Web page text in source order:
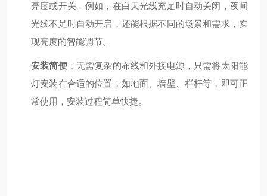
亮度或开关。例如，在白天光线充足时自动关闭，夜间
光线不足时自动开启，还能根据不同的场景和需求，实
现亮度的智能调节。
安装简便：无需复杂的布线和外接电源，只需将太阳能
灯安装在合适的位置，如地面、墙壁、栏杆等，即可正
常使用，安装过程简单快捷。